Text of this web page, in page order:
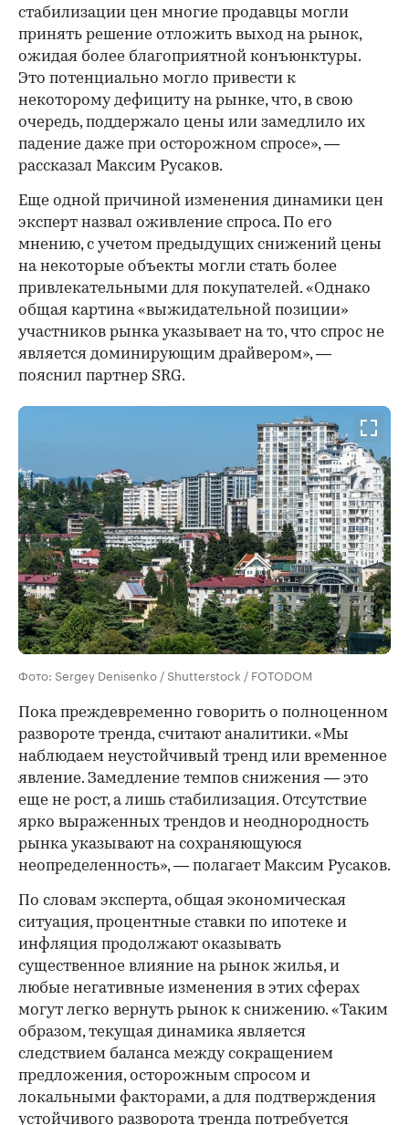
стабилизации цен многие продавцы могли
принять решение отложить выход на рынок,
ожидая более благоприятной конъюнктуры.
Это потенциально могло привести к
некоторому дефициту на рынке, что, в свою
очередь, поддержало цены или замедлило их
падение даже при осторожном спросе», —
рассказал Максим Русаков.
Еще одной причиной изменения динамики цен
эксперт назвал оживление спроса. По его
мнению, с учетом предыдущих снижений цены
на некоторые объекты могли стать более
привлекательными для покупателей. «Однако
общая картина «выжидательной позиции»
участников рынка указывает на то, что спрос не
является доминирующим драйвером», —
пояснил партнер SRG.
Фото: Sergey Denisenko / Shutterstock / FOTODOM
Пока преждевременно говорить о полноценном
развороте тренда, считают аналитики. «Мы
наблюдаем неустойчивый тренд или временное
явление. Замедление темпов снижения — это
еще не рост, а лишь стабилизация. Отсутствие
ярко выраженных трендов и неоднородность
рынка указывают на сохраняющуюся
неопределенность», — полагает Максим Русаков.
По словам эксперта, общая экономическая
ситуация, процентные ставки по ипотеке и
инфляция продолжают оказывать
существенное влияние на рынок жилья, и
любые негативные изменения в этих сферах
могут легко вернуть рынок к снижению. «Таким
образом, текущая динамика является
следствием баланса между сокращением
предложения, осторожным спросом и
локальными факторами, а для подтверждения
устойчивого разворота тренда потребуется